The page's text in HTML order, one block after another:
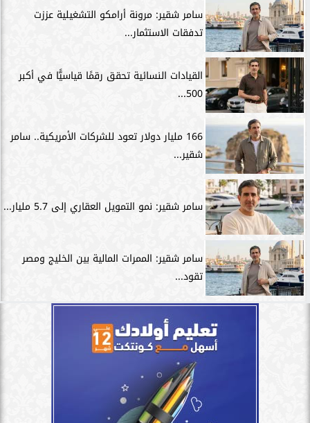
سامر شقير: مرونة أرامكو التشغيلية عززت
تدفقات الاستثمار...
القيادات النسائية تحقق رقمًا قياسيًّا في أكبر
500...
166 مليار دولار تعود للشركات الأمريكية.. سامر
شقير...
سامر شقير: نمو التمويل العقاري إلى 5.7 مليار...
سامر شقير: الممرات المالية بين الخليج ومصر
تقود...